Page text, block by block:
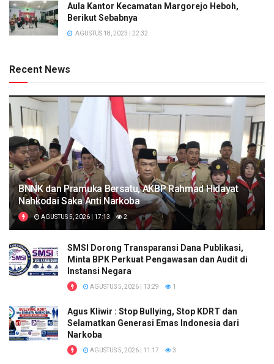
Aula Kantor Kecamatan Margorejo Heboh,
Berikut Sebabnya
AGUSTUS 18, 2023 | 22:32
Recent News
BNNK dan Pramuka Bersatu, AKBP Rahmad Hidayat
Nahkodai Saka Anti Narkoba
AGUSTUS 5, 2026 | 17:13 2
SMSI Dorong Transparansi Dana Publikasi,
Minta BPK Perkuat Pengawasan dan Audit di
Instansi Negara
AGUSTUS 5, 2026 | 13:29 1
Agus Kliwir : Stop Bullying, Stop KDRT dan
Selamatkan Generasi Emas Indonesia dari
Narkoba
AGUSTUS 5, 2026 | 11:17 3